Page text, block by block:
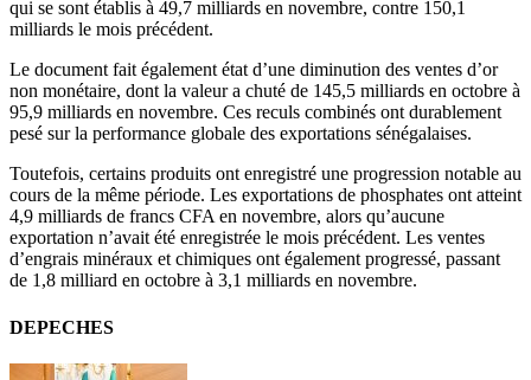
qui se sont établis à 49,7 milliards en novembre, contre 150,1
milliards le mois précédent.
Le document fait également état d’une diminution des ventes d’or
non monétaire, dont la valeur a chuté de 145,5 milliards en octobre à
95,9 milliards en novembre. Ces reculs combinés ont durablement
pesé sur la performance globale des exportations sénégalaises.
Toutefois, certains produits ont enregistré une progression notable au
cours de la même période. Les exportations de phosphates ont atteint
4,9 milliards de francs CFA en novembre, alors qu’aucune
exportation n’avait été enregistrée le mois précédent. Les ventes
d’engrais minéraux et chimiques ont également progressé, passant
de 1,8 milliard en octobre à 3,1 milliards en novembre.
DEPECHES